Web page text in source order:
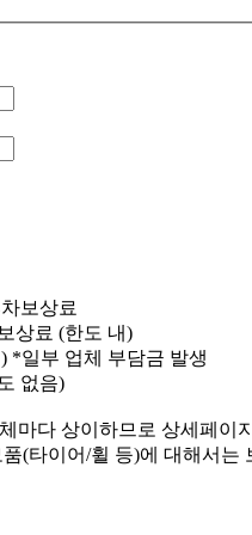
보상료
상료 (한도 내)
*일부 업체 부담금 발생
없음)
마다 상이하므로 상세페이
(타이어/휠 등)에 대해서는